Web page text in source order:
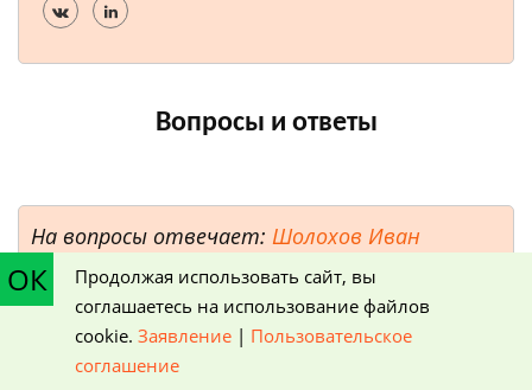
Вопросы и ответы
На вопросы отвечает: Шолохов Иван
Андреевич, Директор ООО "ЮниВестМедиа"
ОК
Продолжая использовать сайт, вы
соглашаетесь на использование файлов
cookie. Заявление | Пользовательское
соглашение